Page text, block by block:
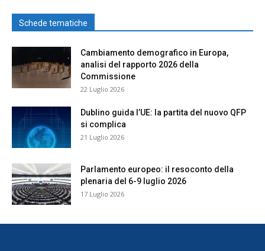
Schede tematiche
Cambiamento demografico in Europa,
analisi del rapporto 2026 della
Commissione
22 Luglio 2026
Dublino guida l’UE: la partita del nuovo QFP
si complica
21 Luglio 2026
Parlamento europeo: il resoconto della
plenaria del 6-9 luglio 2026
17 Luglio 2026